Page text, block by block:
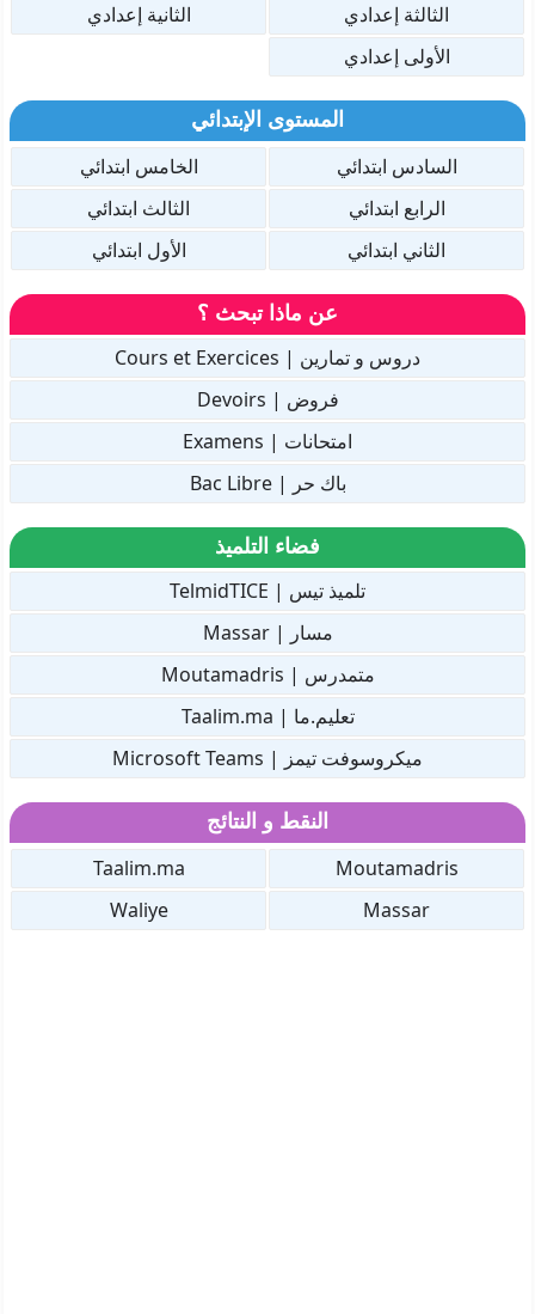
الثالثة إعدادي
الثانية إعدادي
الأولى إعدادي
المستوى الإبتدائي
السادس ابتدائي
الخامس ابتدائي
الرابع ابتدائي
الثالث ابتدائي
الثاني ابتدائي
الأول ابتدائي
عن ماذا تبحث ؟
دروس و تمارين | Cours et Exercices
فروض | Devoirs
امتحانات | Examens
باك حر | Bac Libre
فضاء التلميذ
تلميذ تيس | TelmidTICE
مسار | Massar
متمدرس | Moutamadris
تعليم.ما | Taalim.ma
ميكروسوفت تيمز | Microsoft Teams
النقط و النتائج
Moutamadris
Taalim.ma
Massar
Waliye